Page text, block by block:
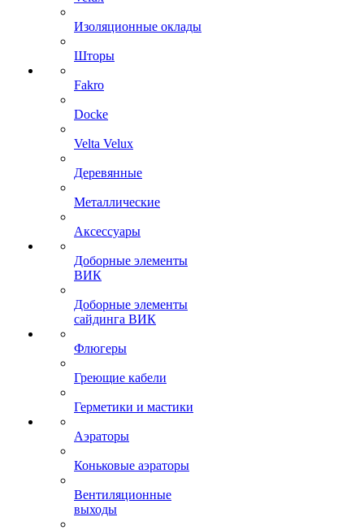
Изоляционные оклады
Шторы
Fakro
Docke
Velta Velux
Деревянные
Металлические
Аксессуары
Доборные элементы
ВИК
Доборные элементы
сайдинга ВИК
Флюгеры
Греющие кабели
Герметики и мастики
Аэраторы
Коньковые аэраторы
Вентиляционные
выходы